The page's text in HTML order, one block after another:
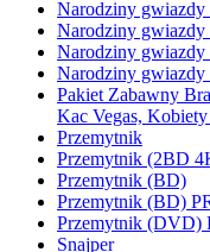
Narodziny
Narodziny
Narodziny
Narodziny
Pakiet Zabawny
Kac Vegas,
Przemytnik
Przemytnik (2BD
Przemytnik (BD)
Przemytnik (BD)
Przemytnik
Snajper